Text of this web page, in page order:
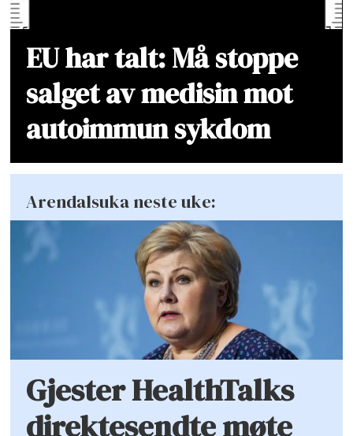
EU har talt: Må stoppe
salget av medisin mot
autoimmun sykdom
Arendalsuka neste uke:
Gjester HealthTalks
direktesendte møte